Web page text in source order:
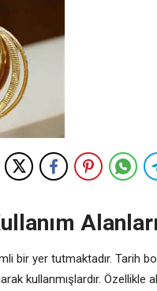
Alanları
bir yer tutmaktadır. Tarih
kullanmışlardır. Özellikle